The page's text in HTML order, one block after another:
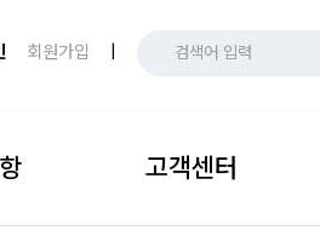
회원가입
고객센터